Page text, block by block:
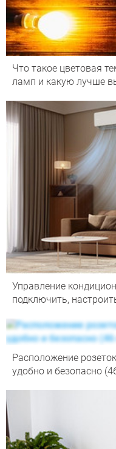
Что такое цветовая
ламп и какую лучше
Управление
подключить,
Расположение
удобно и безопасно